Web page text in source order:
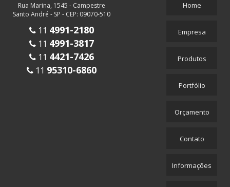
Rua Marina, 1545 - Campestre
Santo André - SP - CEP: 09070-510
11 4991-2180
11 4991-3817
11 4421-7426
11 95310-6860
Home
Empresa
Produtos
Portfólio
Orçamento
Contato
Informações